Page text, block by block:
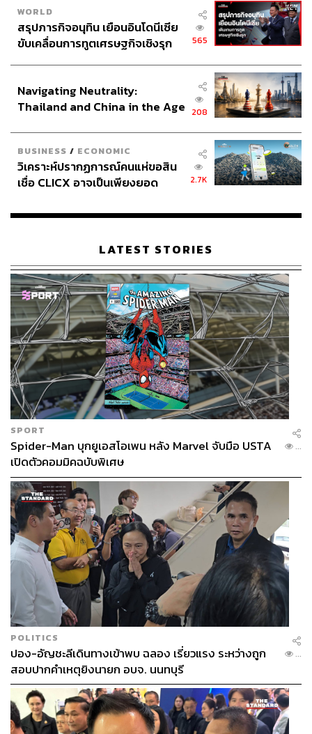
WORLD
สรุปภารกิจอนุทิน เยือนอินโดนีเซีย
ขับเคลื่อนการทูตเศรษฐกิจเชิงรุก
565
Navigating Neutrality:
Thailand and China in the Age
208
BUSINESS / ECONOMIC
วิเคราะห์ปรากฏการณ์คนแห่ขอสิน
เชื่อ CLICX อาจเป็นเพียงยอด
เรือนไทยที่ถูกซุกไว้
2.7K
LATEST STORIES
SPORT
Spider-Man บุกยูเอสโอเพน หลัง Marvel จับมือ USTA
เปิดตัวคอมมิคฉบับพิเศษ
...
POLITICS
ปอง-อัญชะลีเดินทางเข้าพบ ฉลอง เรี่ยวแรง ระหว่างถูก
สอบปากคำเหตุยิงนายก อบจ. นนทบุรี
...